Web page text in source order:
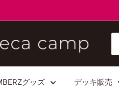
グッズ デッキ販売